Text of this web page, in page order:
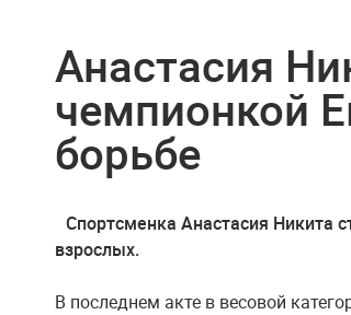
Анастасия
чемпионкой
борьбе
Спортсменка Анастасия Никита
взрослых.
В последнем акте в весовой